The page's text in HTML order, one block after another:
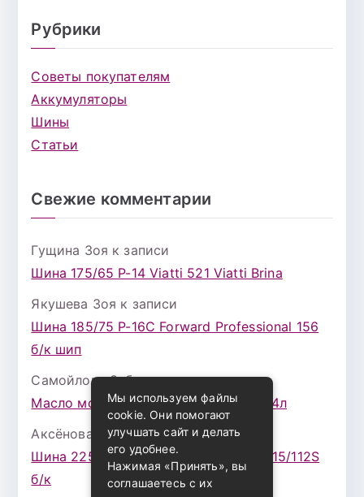
Рубрики
Советы покупателям
Аккумуляторы
Шины
Статьи
Свежие комментарии
Гущина Зоя к записи
Шина 175/65 Р-14 Viatti 521 Viatti Brina
Якушева Зоя к записи
Шина 185/75 Р-16С Forward Professional 156
б/к шип
Самойлова Забавак записи
Масло моторное ZIC X7 (A+) 10W30 4л
Аксёнова Адельк записи
Шина 225/75 Р-16 Nokian Rotiva HT 115/112S
б/к
Мы используем файлы
cookie. Они помогают
улучшать сайт и делать
его удобнее.
Нажимая «Принять», вы
соглашаетесь с их